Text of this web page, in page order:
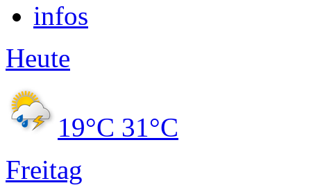
infos
Heute
19°C 31°C
Freitag